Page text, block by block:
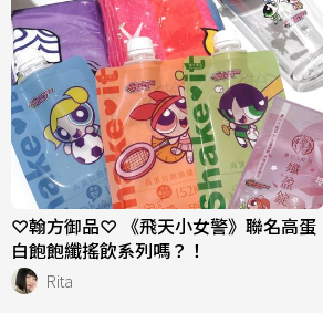
♡翰方御品♡ 《飛天小女警》聯名高蛋
白飽飽纖搖飲系列嗎？！
Rita